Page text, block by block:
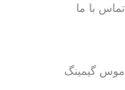
تماس با ما
موس گیمینگ